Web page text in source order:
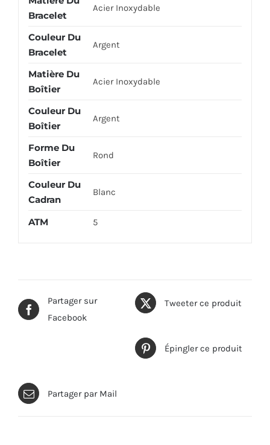
Bracelet
Acier Inoxydable
Couleur Du
Bracelet
Argent
Matière Du
Boîtier
Acier Inoxydable
Couleur Du
Boîtier
Argent
Forme Du
Boîtier
Rond
Couleur Du
Cadran
Blanc
ATM 5
Partager sur
Facebook
Tweeter ce produit
Épingler ce produit
Partager par Mail